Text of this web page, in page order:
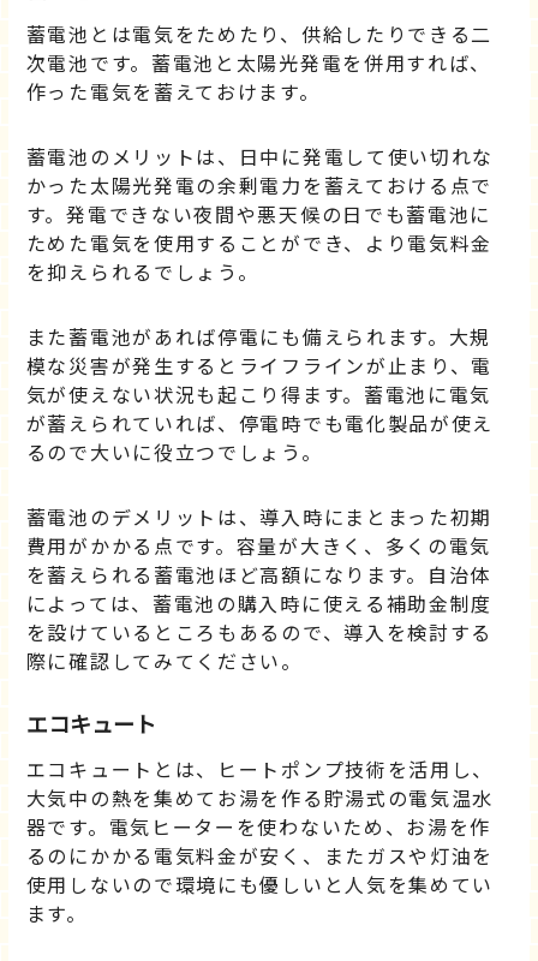
蓄電池とは電気をためたり、供給したりできる二
次電池です。蓄電池と太陽光発電を併用すれば、
作った電気を蓄えておけます。
蓄電池のメリットは、日中に発電して使い切れな
かった太陽光発電の余剰電力を蓄えておける点で
す。発電できない夜間や悪天候の日でも蓄電池に
ためた電気を使用することができ、より電気料金
を抑えられるでしょう。
また蓄電池があれば停電にも備えられます。大規
模な災害が発生するとライフラインが止まり、電
気が使えない状況も起こり得ます。蓄電池に電気
が蓄えられていれば、停電時でも電化製品が使え
るので大いに役立つでしょう。
蓄電池のデメリットは、導入時にまとまった初期
費用がかかる点です。容量が大きく、多くの電気
を蓄えられる蓄電池ほど高額になります。自治体
によっては、蓄電池の購入時に使える補助金制度
を設けているところもあるので、導入を検討する
際に確認してみてください。
エコキュート
エコキュートとは、ヒートポンプ技術を活用し、
大気中の熱を集めてお湯を作る貯湯式の電気温水
器です。電気ヒーターを使わないため、お湯を作
るのにかかる電気料金が安く、またガスや灯油を
使用しないので環境にも優しいと人気を集めてい
ます。